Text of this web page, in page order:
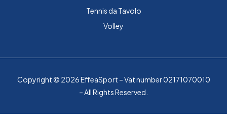
Tennis da Tavolo
Volley
Copyright © 2026 EffeaSport – Vat number 02171070010
– All Rights Reserved.